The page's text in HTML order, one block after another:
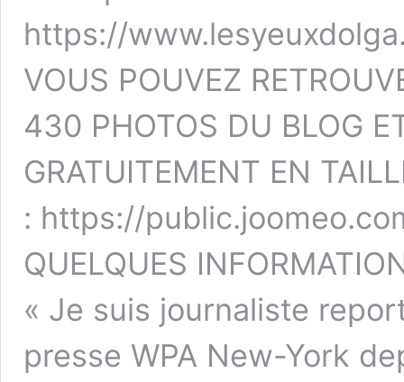
https://
VOUS POUVEZ
430 PHOTOS DU BLOG
GRATUITEMENT EN
: https://
QUELQUES
« Je suis journaliste
presse WPA New-York